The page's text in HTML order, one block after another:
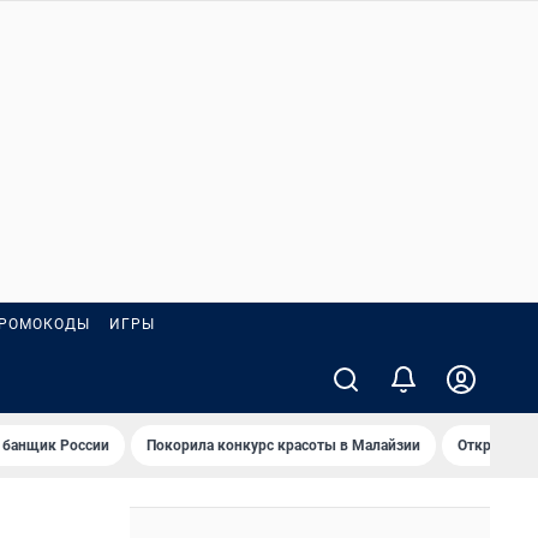
ИГРЫ
России Покорила конкурс красоты в Малайзии Открыл